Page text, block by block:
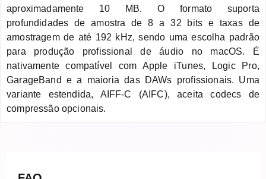
aproximadamente 10 MB. O formato suporta
profundidades de amostra de 8 a 32 bits e taxas de
amostragem de até 192 kHz, sendo uma escolha padrão
para produção profissional de áudio no macOS. É
nativamente compatível com Apple iTunes, Logic Pro,
GarageBand e a maioria das DAWs profissionais. Uma
variante estendida, AIFF-C (AIFC), aceita codecs de
compressão opcionais.